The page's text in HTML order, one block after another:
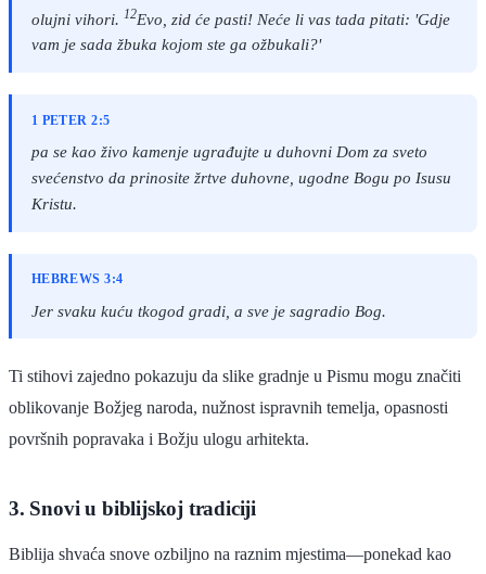
olujni vihori. 12Evo, zid će pasti! Neće li vas tada pitati: 'Gdje
vam je sada žbuka kojom ste ga ožbukali?'
1 PETER 2:5
pa se kao živo kamenje ugrađujte u duhovni Dom za sveto
svećenstvo da prinosite žrtve duhovne, ugodne Bogu po Isusu
Kristu.
HEBREWS 3:4
Jer svaku kuću tkogod gradi, a sve je sagradio Bog.
Ti stihovi zajedno pokazuju da slike gradnje u Pismu mogu značiti
oblikovanje Božjeg naroda, nužnost ispravnih temelja, opasnosti
površnih popravaka i Božju ulogu arhitekta.
3. Snovi u biblijskoj tradiciji
Biblija shvaća snove ozbiljno na raznim mjestima—ponekad kao